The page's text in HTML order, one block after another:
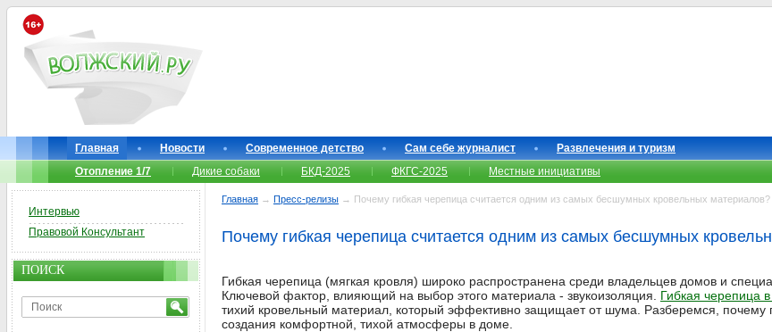
Главная Новости Современное детство Сам себе журналист
Развлечения и туризм
Отопление 1/7
Дикие собаки БКД-2025 ФКГС-2025 Местные инициативы
Главная → Пресс-релизы → Почему гибкая черепица считается одним из самых бесшумных кровельных материалов?
Почему гибкая черепица считается одним из самых бесшумных
Гибкая черепица (мягкая кровля) широко распространена среди владельцев домов и
Ключевой фактор, влияющий на выбор этого материала - звукоизоляция. Гибкая черепица
тихий кровельный материал, который эффективно защищает от шума. Разберемся, почему
создания комфортной, тихой атмосферы в доме.
Интервью
Правовой Консультант
ПОИСК